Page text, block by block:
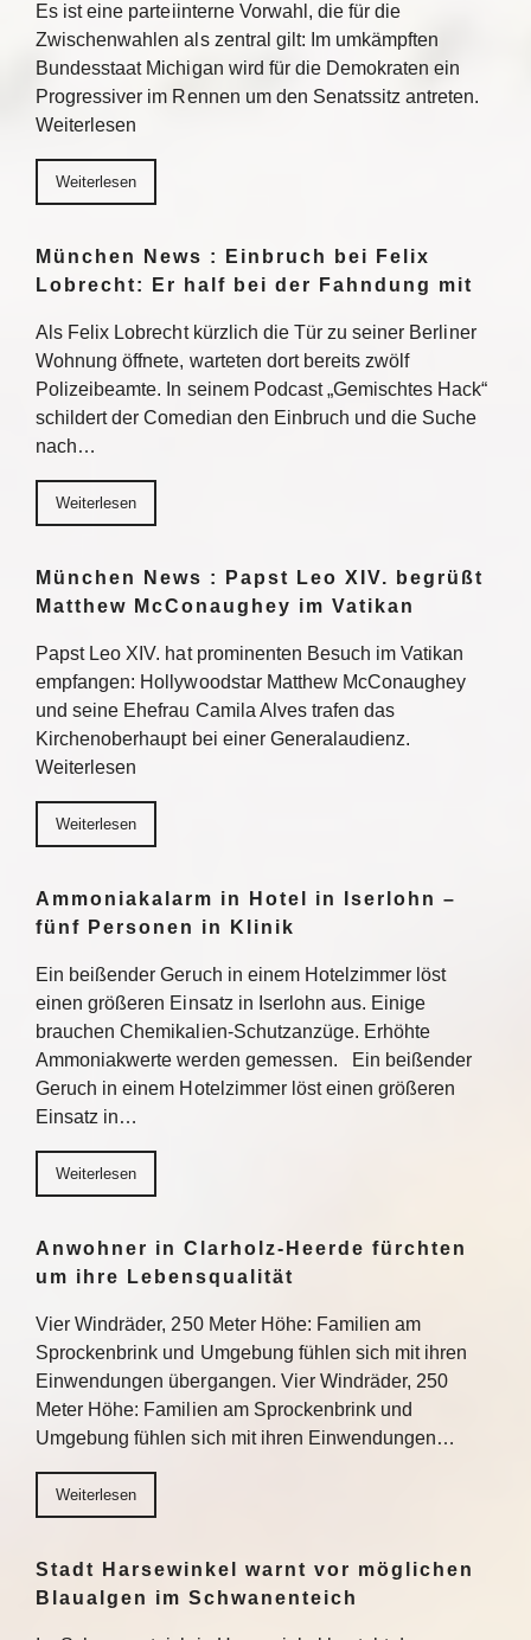
Es ist eine parteiinterne Vorwahl, die für die
Zwischenwahlen als zentral gilt: Im umkämpften
Bundesstaat Michigan wird für die Demokraten ein
Progressiver im Rennen um den Senatssitz antreten.
Weiterlesen
Weiterlesen
München News : Einbruch bei Felix
Lobrecht: Er half bei der Fahndung mit
Als Felix Lobrecht kürzlich die Tür zu seiner Berliner
Wohnung öffnete, warteten dort bereits zwölf
Polizeibeamte. In seinem Podcast „Gemischtes Hack“
schildert der Comedian den Einbruch und die Suche
nach…
Weiterlesen
München News : Papst Leo XIV. begrüßt
Matthew McConaughey im Vatikan
Papst Leo XIV. hat prominenten Besuch im Vatikan
empfangen: Hollywoodstar Matthew McConaughey
und seine Ehefrau Camila Alves trafen das
Kirchenoberhaupt bei einer Generalaudienz.
Weiterlesen
Weiterlesen
Ammoniakalarm in Hotel in Iserlohn –
fünf Personen in Klinik
Ein beißender Geruch in einem Hotelzimmer löst
einen größeren Einsatz in Iserlohn aus. Einige
brauchen Chemikalien-Schutzanzüge. Erhöhte
Ammoniakwerte werden gemessen. Ein beißender
Geruch in einem Hotelzimmer löst einen größeren
Einsatz in…
Weiterlesen
Anwohner in Clarholz-Heerde fürchten
um ihre Lebensqualität
Vier Windräder, 250 Meter Höhe: Familien am
Sprockenbrink und Umgebung fühlen sich mit ihren
Einwendungen übergangen. Vier Windräder, 250
Meter Höhe: Familien am Sprockenbrink und
Umgebung fühlen sich mit ihren Einwendungen…
Weiterlesen
Stadt Harsewinkel warnt vor möglichen
Blaualgen im Schwanenteich